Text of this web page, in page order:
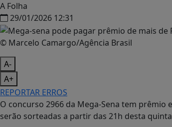
A Folha
29/01/2026 12:31
© Marcelo Camargo/Agência Brasil
A-
A+
REPORTAR ERROS
O concurso 2966 da Mega-Sena tem prêmio
serão sorteadas a partir das 21h desta